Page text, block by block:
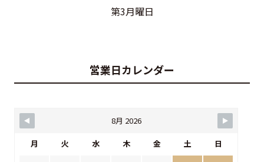
第3月曜日
営業日カレンダー
8月 2026
月 火 水 木 金 土 日